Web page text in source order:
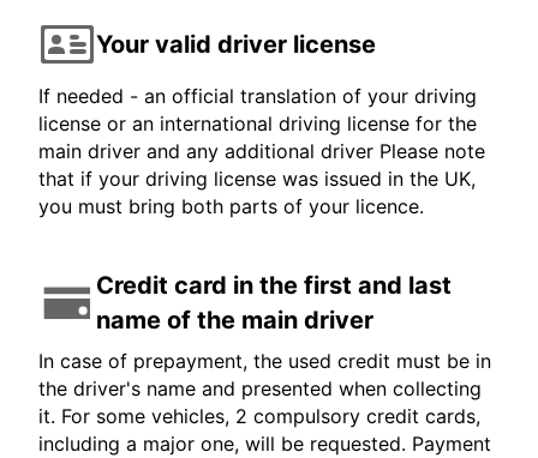
Your valid driver license
If needed - an official translation of your driving
license or an international driving license for the
main driver and any additional driver Please note
that if your driving license was issued in the UK,
you must bring both parts of your licence.
Credit card in the first and last
name of the main driver
In case of prepayment, the used credit must be in
the driver's name and presented when collecting
it. For some vehicles, 2 compulsory credit cards,
including a major one, will be requested. Payment